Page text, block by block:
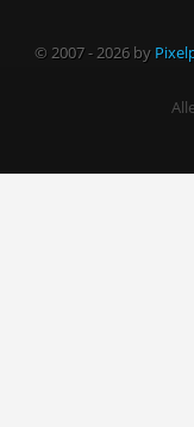
© 2007 - 2026 by